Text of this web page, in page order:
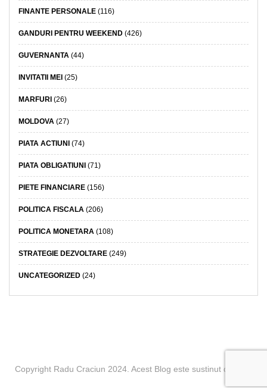
FINANTE PERSONALE (116)
GANDURI PENTRU WEEKEND (426)
GUVERNANTA (44)
INVITATII MEI (25)
MARFURI (26)
MOLDOVA (27)
PIATA ACTIUNI (74)
PIATA OBLIGATIUNI (71)
PIETE FINANCIARE (156)
POLITICA FISCALA (206)
POLITICA MONETARA (108)
STRATEGIE DEZVOLTARE (249)
UNCATEGORIZED (24)
Copyright Radu Craciun 2024. Acest Blog este sustinut de BCR